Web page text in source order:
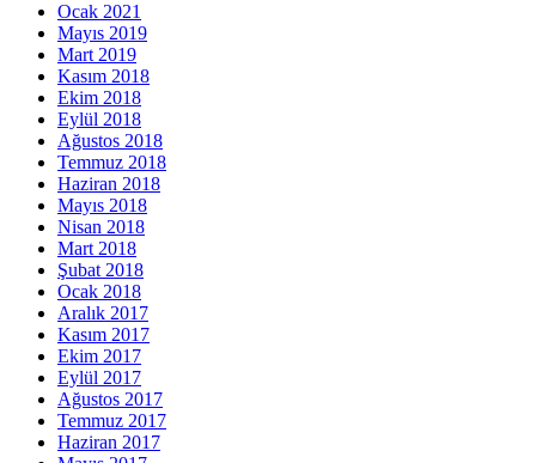
Ocak 2021
Mayıs 2019
Mart 2019
Kasım 2018
Ekim 2018
Eylül 2018
Ağustos 2018
Temmuz 2018
Haziran 2018
Mayıs 2018
Nisan 2018
Mart 2018
Şubat 2018
Ocak 2018
Aralık 2017
Kasım 2017
Ekim 2017
Eylül 2017
Ağustos 2017
Temmuz 2017
Haziran 2017